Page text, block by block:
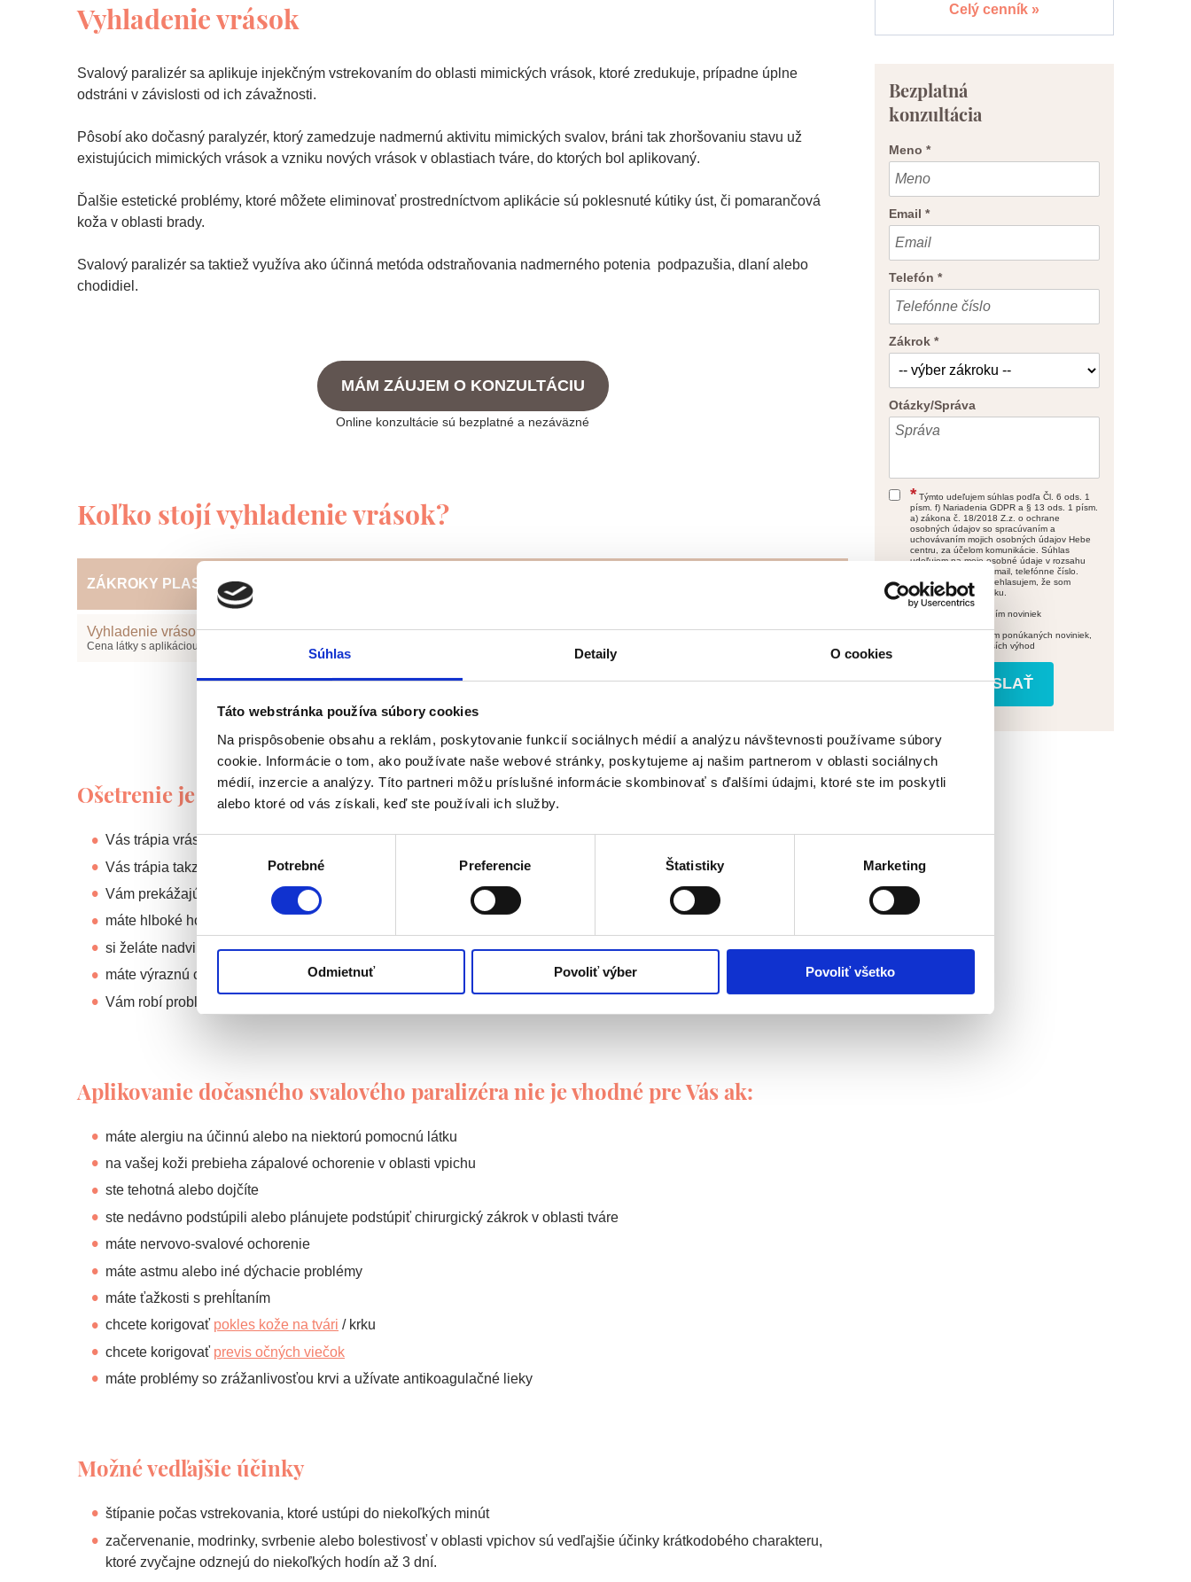
Súhlas Detaily O cookies
Táto webstránka používa súbory cookies
Na prispôsobenie obsahu a reklám, poskytovanie funkcií sociálnych médií a analýzu návštevnosti používame súbory
cookie. Informácie o tom, ako používate naše webové stránky, poskytujeme aj našim partnerom v oblasti sociálnych
médií, inzercie a analýzy. Títo partneri môžu príslušné informácie skombinovať s ďalšími údajmi, ktoré ste im poskytli
alebo ktoré od vás získali, keď ste používali ich služby.
Výber
súhlasu
Potrebné Preferencie Štatistiky Marketing
Odmietnuť Povoliť výber Povoliť všetko
Vyhladenie vrások
Svalový paralizér sa aplikuje injekčným vstrekovaním do oblasti mimických vrások, ktoré zredukuje, prípadne úplne
odstráni v závislosti od ich závažnosti.
Pôsobí ako dočasný paralyzér, ktorý zamedzuje nadmernú aktivitu mimických svalov, bráni tak zhoršovaniu stavu už
existujúcich mimických vrások a vzniku nových vrások v oblastiach tváre, do ktorých bol aplikovaný.
Ďalšie estetické problémy, ktoré môžete eliminovať prostredníctvom aplikácie sú poklesnuté kútiky úst, či pomarančová
koža v oblasti brady.
Svalový paralizér sa taktiež využíva ako účinná metóda odstraňovania nadmerného potenia podpazušia, dlaní alebo
chodidiel.
MÁM ZÁUJEM O KONZULTÁCIU
Online konzultácie sú bezplatné a nezáväzné
Koľko stojí vyhladenie vrások?
ZÁKROKY PLASTICKEJ CHIRURGIE
Vyhladenie vrások
Cena látky s aplikáciou
Ošetrenie je vhodným riešením pre Vás ak:
Vás trápia vrásky a máte zachovanú dobrú elasticitu kože bez kožného previsu
Vás trápia takzvané „vrásky hnevu” medzi obočím
Vám prekážajú výrazné vejárovité vrásky pri vonkajšom kútiku očí
máte hlboké horizontálne vrásky na čele
si želáte nadvihnúť poklesnuté kútiky úst
máte výraznú celulitídu na brade
Vám robí problém nadmerné potenie podpazušia, chodidiel alebo dlaní
Aplikovanie dočasného svalového paralizéra nie je vhodné pre Vás ak:
máte alergiu na účinnú alebo na niektorú pomocnú látku
na vašej koži prebieha zápalové ochorenie v oblasti vpichu
ste tehotná alebo dojčíte
ste nedávno podstúpili alebo plánujete podstúpiť chirurgický zákrok v oblasti tváre
máte nervovo-svalové ochorenie
máte astmu alebo iné dýchacie problémy
máte ťažkosti s prehĺtaním
chcete korigovať pokles kože na tvári / krku
chcete korigovať previs očných viečok
máte problémy so zrážanlivosťou krvi a užívate antikoagulačné lieky
Možné vedľajšie účinky
štípanie počas vstrekovania, ktoré ustúpi do niekoľkých minút
začervenanie, modrinky, svrbenie alebo bolestivosť v oblasti vpichov sú vedľajšie účinky krátkodobého charakteru,
ktoré zvyčajne odznejú do niekoľkých hodín až 3 dní.
Celý cenník »
Bezplatná
konzultácia
Meno *
Email *
Telefón *
Zákrok *
Otázky/Správa
* Týmto udeľujem súhlas podľa Čl. 6 ods. 1
písm. f) Nariadenia GDPR a § 13 ods. 1 písm.
a) zákona č. 18/2018 Z.z. o ochrane
osobných údajov so spracúvaním a
uchovávaním mojich osobných údajov Hebe
centru, za účelom komunikácie. Súhlas
udeľujem na moje osobné údaje v rozsahu
meno a priezvisko, email, telefónne číslo.
Udelením súhlasu prehlasujem, že som
dovŕšil/a 16 rokov veku.
súhlasím so zasielaním noviniek
Súhlasím s prijímaním ponúkaných noviniek,
zliav, bonusov a ďalších výhod